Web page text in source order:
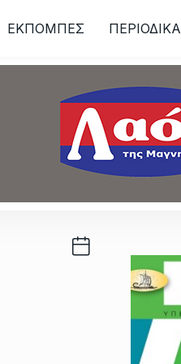
ΕΚΠΟΜΠΕΣ ΠΕΡΙΟΔΙΚΑ